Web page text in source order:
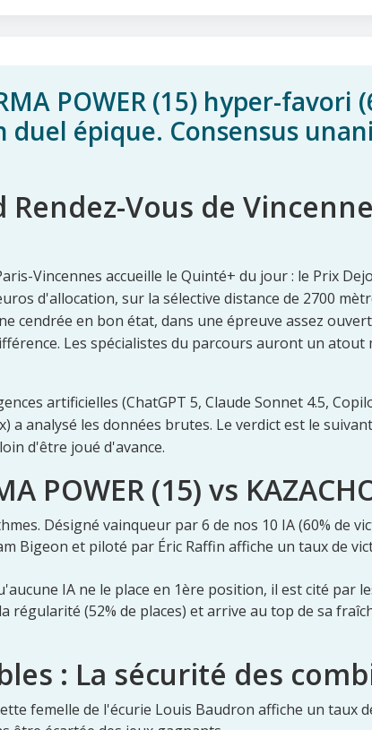
POWER (15) hyper-favori
duel épique. Consensus
Vous de
Vincennes accueille le Quinté+ du jour : le Prix
d'allocation, sur la sélective distance de 2700
cendrée en bon état, dans une épreuve assez
Les spécialistes du parcours auront un atout
artificielles (ChatGPT 5, Claude Sonnet 4.5,
a analysé les données brutes. Le verdict est le
d'être joué d'avance.
POWER (15) vs
Désigné vainqueur par 6 de nos 10 IA (60% de
Bigeon et piloté par Éric Raffin affiche un taux de
IA ne le place en 1ère position, il est cité par
régularité (52% de places) et arrive au top de sa
: La sécurité des
femelle de l'écurie Louis Baudron affiche un taux